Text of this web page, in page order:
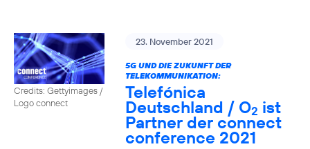
Credits: Gettyimages /
Logo connect
23. November 2021
5G UND DIE ZUKUNFT DER
TELEKOMMUNIKATION:
Telefónica
Deutschland / O2 ist
Partner der connect
conference 2021